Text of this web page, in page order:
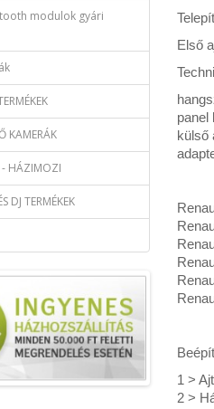
modulok gyári
KAMERÁK
HÁZIMOZI
DJ TERMÉKEK
Első
panel
külső
1 >
2 >